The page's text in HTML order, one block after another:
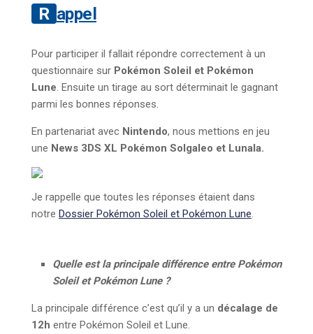
Rappel
Pour participer il fallait répondre correctement à un
questionnaire sur Pokémon Soleil et Pokémon
Lune. Ensuite un tirage au sort déterminait le gagnant
parmi les bonnes réponses.
En partenariat avec Nintendo, nous mettions en jeu
une News 3DS XL Pokémon Solgaleo et Lunala.
Je rappelle que toutes les réponses étaient dans
notre Dossier Pokémon Soleil et Pokémon Lune.
Quelle est la principale différence entre Pokémon
Soleil et Pokémon Lune ?
La principale différence c’est qu’il y a un décalage de
12h entre Pokémon Soleil et Lune.